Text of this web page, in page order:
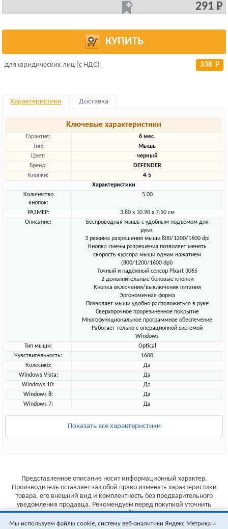
291 Р
КУПИТЬ
для юридических лиц (с НДС) 338 Р
Характеристики Доставка
Ключевые характеристики
Гарантия:
6 мес.
Тип:
Мышь
Цвет:
черный
Бренд:
DEFENDER
Кнопки:
4-5
Характеристики
Количество
кнопок:
5.00
РАЗМЕР:
3.80 x 10.90 x 7.50 см
Описание:
Беспроводная мышь с удобным подъемом для
руки.
3 режима разрешения мыши 800/1200/1600 dpi
Кнопка смены разрешения позволяет менять
скорость курсора мыши одним нажатием
(800/1200/1600 dpi)
Точный и надёжный сенсор Pixart 3065
2 дополнительные боковые кнопки
Кнопка включения/выключения питания
Эргономичная форма
Позволяет мыши удобно расположиться в руке
Сверхпрочное прорезиненное покрытие
Многофункциональное программное обеспечение
Работает только с операционной системой
Windows
Тип мыши:
Optical
Чувствительность:
1600
Колесико:
Да
Windows Vista:
Да
Windows 10:
Да
Windows 8:
Да
Windows 7:
Да
Показать все характеристики
Представленное описание носит информационный характер.
Производитель оставляет за собой право изменять характеристики
товара, его внешний вид и комплектность без предварительного
уведомления продавца. Рекомендуем перед покупкой уточнить
характеристики товара на сайте производителя.
Мы используем файлы cookie, систему веб-аналитики Яндекс Метрика и